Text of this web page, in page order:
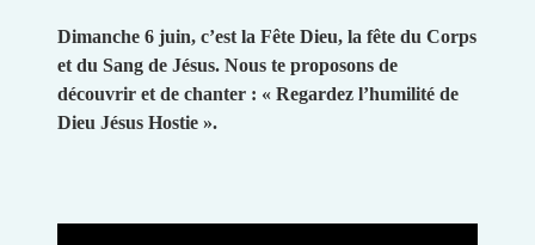
Dimanche 6 juin, c’est la Fête Dieu, la fête du Corps
et du Sang de Jésus. Nous te proposons de
découvrir et de chanter : « Regardez l’humilité de
Dieu Jésus Hostie ».